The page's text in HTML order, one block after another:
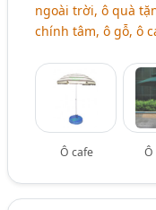
ngoài trời, ô quà
chính tâm, ô gỗ, ô
Ô cafe Ô